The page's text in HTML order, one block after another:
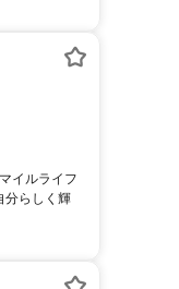
イルライフ
分らしく輝